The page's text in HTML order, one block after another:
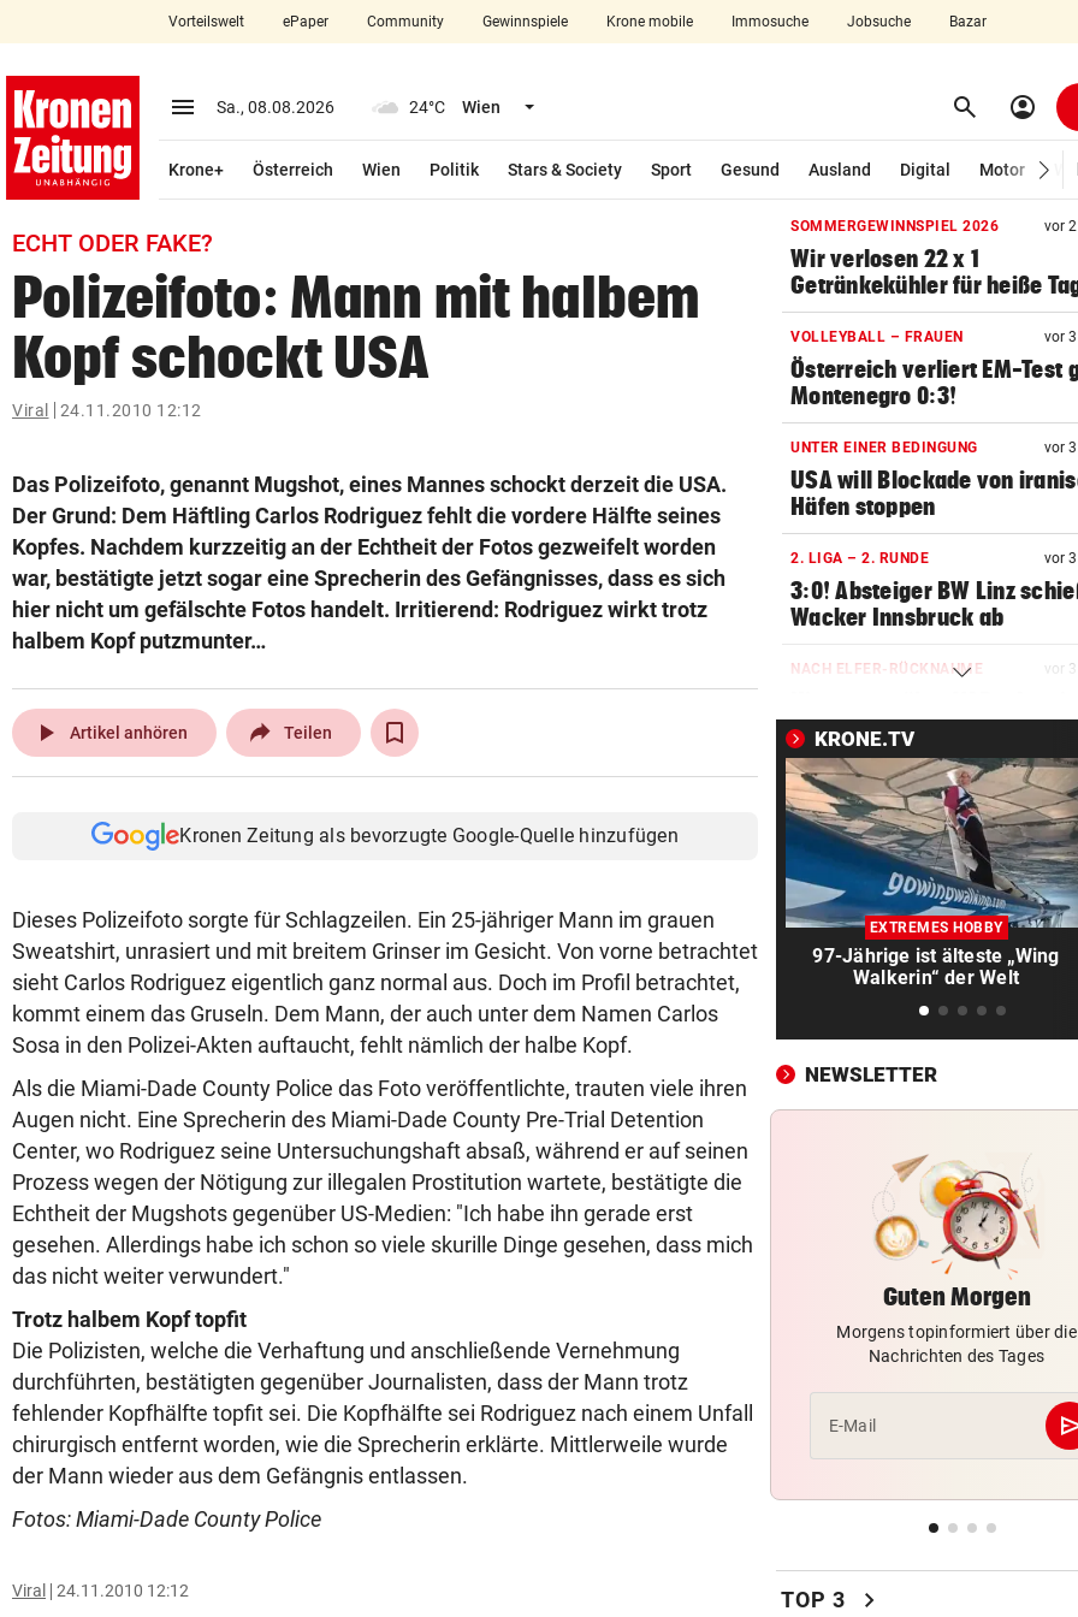
closeSchließen
account_circle Anmelden
arrow_right
pin_drop
bookmark
search
Suchbegriff
© Krone Multimedia GmbH & Co KG 2026
Muthgasse 2, 1190 Wien
Vorteilswelt ePaper Community Gewinnspiele Krone mobile Immosuche Jobsuche Bazar
menu Menü aufklappen
Sa., 08.08.2026 24°C Wien Menü aufklappen search Suchen
account_circle
Krone+ Österreich Wien Politik Stars & Society Sport Gesund Ausland Digital Motor
ECHT ODER FAKE?
Polizeifoto: Mann mit halbem
Kopf schockt USA
Viral 24.11.2010 12:12
Das Polizeifoto, genannt Mugshot, eines Mannes schockt derzeit die USA.
Der Grund: Dem Häftling Carlos Rodriguez fehlt die vordere Hälfte seines
Kopfes. Nachdem kurzzeitig an der Echtheit der Fotos gezweifelt worden
war, bestätigte jetzt sogar eine Sprecherin des Gefängnisses, dass es sich
hier nicht um gefälschte Fotos handelt. Irritierend: Rodriguez wirkt trotz
halbem Kopf putzmunter…
play_arrow Artikel anhören Teilen
Kronen Zeitung als bevorzugte Google-Quelle hinzufügen
Dieses Polizeifoto sorgte für Schlagzeilen. Ein 25-jähriger Mann im grauen
Sweatshirt, unrasiert und mit breitem Grinser im Gesicht. Von vorne betrachtet
sieht Carlos Rodriguez eigentlich ganz normal aus. Doch im Profil betrachtet,
kommt einem das Gruseln. Dem Mann, der auch unter dem Namen Carlos
Sosa in den Polizei-Akten auftaucht, fehlt nämlich der halbe Kopf.
Als die Miami-Dade County Police das Foto veröffentlichte, trauten viele ihren
Augen nicht. Eine Sprecherin des Miami-Dade County Pre-Trial Detention
Center, wo Rodriguez seine Untersuchungshaft absaß, während er auf seinen
Prozess wegen der Nötigung zur illegalen Prostitution wartete, bestätigte die
Echtheit der Mugshots gegenüber US-Medien: "Ich habe ihn gerade erst
gesehen. Allerdings habe ich schon so viele skurille Dinge gesehen, dass mich
das nicht weiter verwundert."
Trotz halbem Kopf topfit
Die Polizisten, welche die Verhaftung und anschließende Vernehmung
durchführten, bestätigten gegenüber Journalisten, dass der Mann trotz
fehlender Kopfhälfte topfit sei. Die Kopfhälfte sei Rodriguez nach einem Unfall
chirurgisch entfernt worden, wie die Sprecherin erklärte. Mittlerweile wurde
der Mann wieder aus dem Gefängnis entlassen.
Fotos: Miami-Dade County Police
Viral 24.11.2010 12:12
SOMMERGEWINNSPIEL 2026 vor
Wir verlosen 22 x 1
Getränkekühler für heiße
VOLLEYBALL – FRAUEN vor
Österreich verliert EM-Test
Montenegro 0:3!
UNTER EINER BEDINGUNG vor
USA will Blockade von
Häfen stoppen
2. LIGA – 2. RUNDE vor
3:0! Absteiger BW Linz
Wacker Innsbruck ab
NACH ELFER-RÜCKNAHME vor
absoluter Skandal!“
WEGEN CEUTA-KRISE vor
Spanien kontert: Jetzt
Grenzkontrollen für Italien
SONNTAG NOCH IM KASTEN vor
Klubs aus Holland und
locken WAC-Goalie
Brasilien-Legende schockt
mit Mallet-Finger
KIND UND PARTNER TOT vor
meldet sich zu Wort
STRATEGIE FEHLT
Schutz vor Drohnen?
hat keinen Plan
LÄNDLE-KICKER SIEGEN vor 4
3:1 nach 0:1! Altach dreht
gegen WSG Tirol
vor
300.000 Euro auf
Luxus am Meer! Sabalenka
KRONE.TV
EXTREMES HOBBY
97-Jährige ist älteste „Wing
Walkerin“ der Welt
NEWSLETTER
Guten Morgen
Morgens topinformiert über die
Nachrichten des Tages
E-Mail
TOP 3 chevron_right